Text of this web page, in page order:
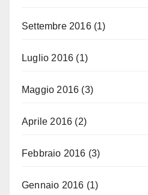
Settembre 2016(1)
Luglio 2016 (1)
Maggio 2016 (3)
Aprile 2016 (2)
Febbraio 2016 (3)
Gennaio 2016 (1)